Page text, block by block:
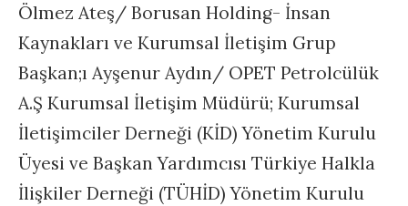
Ölmez Ateş/ Borusan Holding- İnsan
Kaynakları ve Kurumsal İletişim Grup
Başkan;ı Ayşenur Aydın/ OPET Petrolcülük
A.Ş Kurumsal İletişim Müdürü; Kurumsal
İletişimciler Derneği (KİD) Yönetim Kurulu
Üyesi ve Başkan Yardımcısı Türkiye Halkla
İlişkiler Derneği (TÜHİD) Yönetim Kurulu